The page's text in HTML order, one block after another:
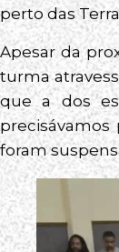
perto das
Apesar da
turma
que a dos
foram